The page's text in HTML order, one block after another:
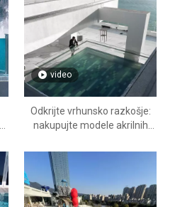
video
Odkrijte vrhunsko razkošje:
nakupujte modele akrilnih
Factory